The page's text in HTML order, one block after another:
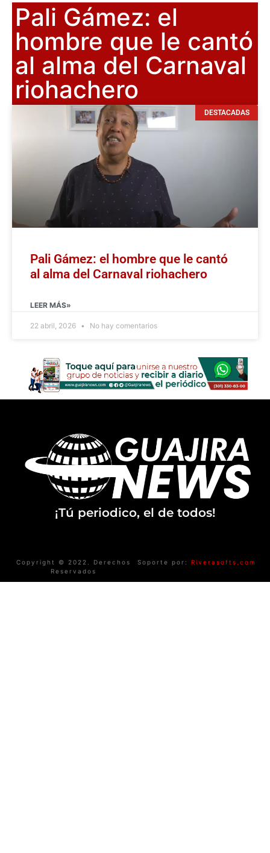
Pali Gámez: el
hombre que le cantó
al alma del Carnaval
riohachero
DESTACADAS
Pali Gámez: el hombre que le cantó
al alma del Carnaval riohachero
LEER MÁS»
22 abril, 2026 No hay comentarios
¡Tú periodico, el de todos!
Copyright © 2022. Derechos
Reservados
Soporte por: Riverasofts.com